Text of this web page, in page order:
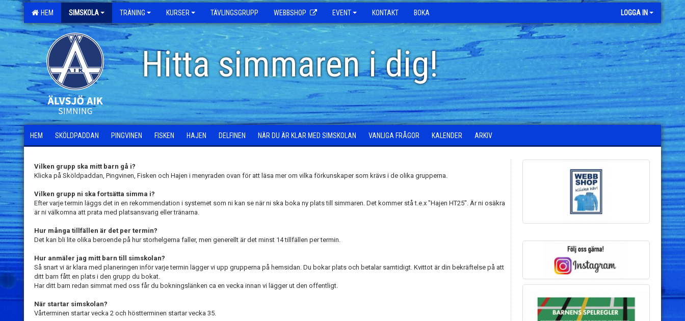
HEM SIMSKOLA TRÄNING KURSER TÄVLINGSGRUPP WEBBSHOP EVENT KONTAKT BOKA LOGGA IN
Hitta simmaren i dig!
HEM SKÖLDPADDAN PINGVINEN FISKEN HAJEN DELFINEN NÄR DU ÄR KLAR MED SIMSKOLAN VANLIGA FRÅGOR KALENDER ARKIV
Vilken grupp ska mitt barn gå i?
Klicka på Sköldpaddan, Pingvinen, Fisken och Hajen i menyraden ovan för att läsa mer om vilka förkunskaper som krävs i de olika grupperna.
Vilken grupp ni ska fortsätta simma i?
Efter varje termin läggs det in en rekommendation i systemet som ni kan se när ni ska boka ny plats till simmaren. Det kommer stå t.e.x "Hajen HT25". Är ni osäkra
är ni välkomna att prata med platsansvarig eller tränarna.
Hur många tillfällen är det per termin?
Det kan bli lite olika beroende på hur storhelgerna faller, men generellt är det minst 14 tillfällen per termin.
Hur anmäler jag mitt barn till simskolan?
Så snart vi är klara med planeringen inför varje termin lägger vi upp grupperna på hemsidan. Du bokar plats och betalar samtidigt. Kvittot är din bekräftelse på att
ditt barn fått en plats i den grupp du bokat.
Har ditt barn redan simmat med oss får du bokningslänken ca en vecka innan vi lägger ut den offentligt.
När startar simskolan?
Vårterminen startar vecka 2 och höstterminen startar vecka 35.